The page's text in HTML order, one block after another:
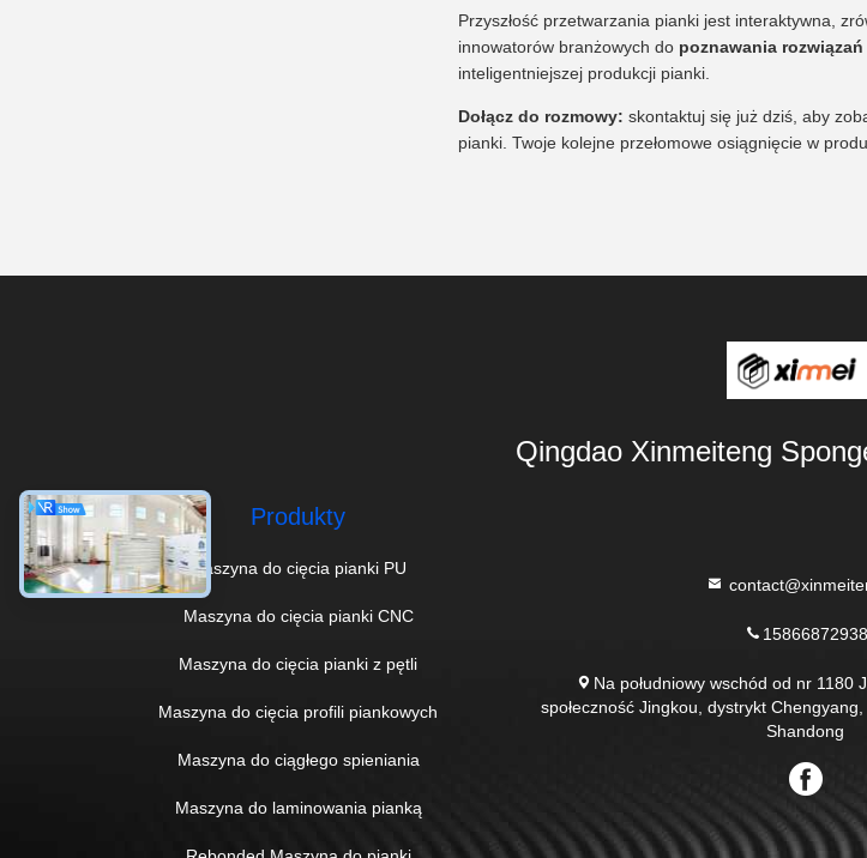
Przyszłość przetwarzania pianki jest interaktywna,
innowatorów branżowych do poznawania
inteligentniejszej produkcji pianki.
Dołącz do rozmowy: skontaktuj się już dziś, aby
pianki. Twoje kolejne przełomowe osiągnięcie w
Qingdao Xinmeiteng
Produkty
Maszyna do cięcia pianki PU
Maszyna do cięcia pianki CNC
Maszyna do cięcia pianki z pętli
Maszyna do cięcia profili piankowych
Maszyna do ciągłego spieniania
Maszyna do laminowania pianką
15866872938
Na południowy wschód od nr 1180
społeczność Jingkou, dystrykt
Shandong